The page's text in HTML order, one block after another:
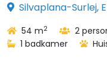
Silvaplana-Surlej,
54 m2 2
1 badkamer